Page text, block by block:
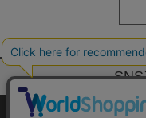
サイトマップ